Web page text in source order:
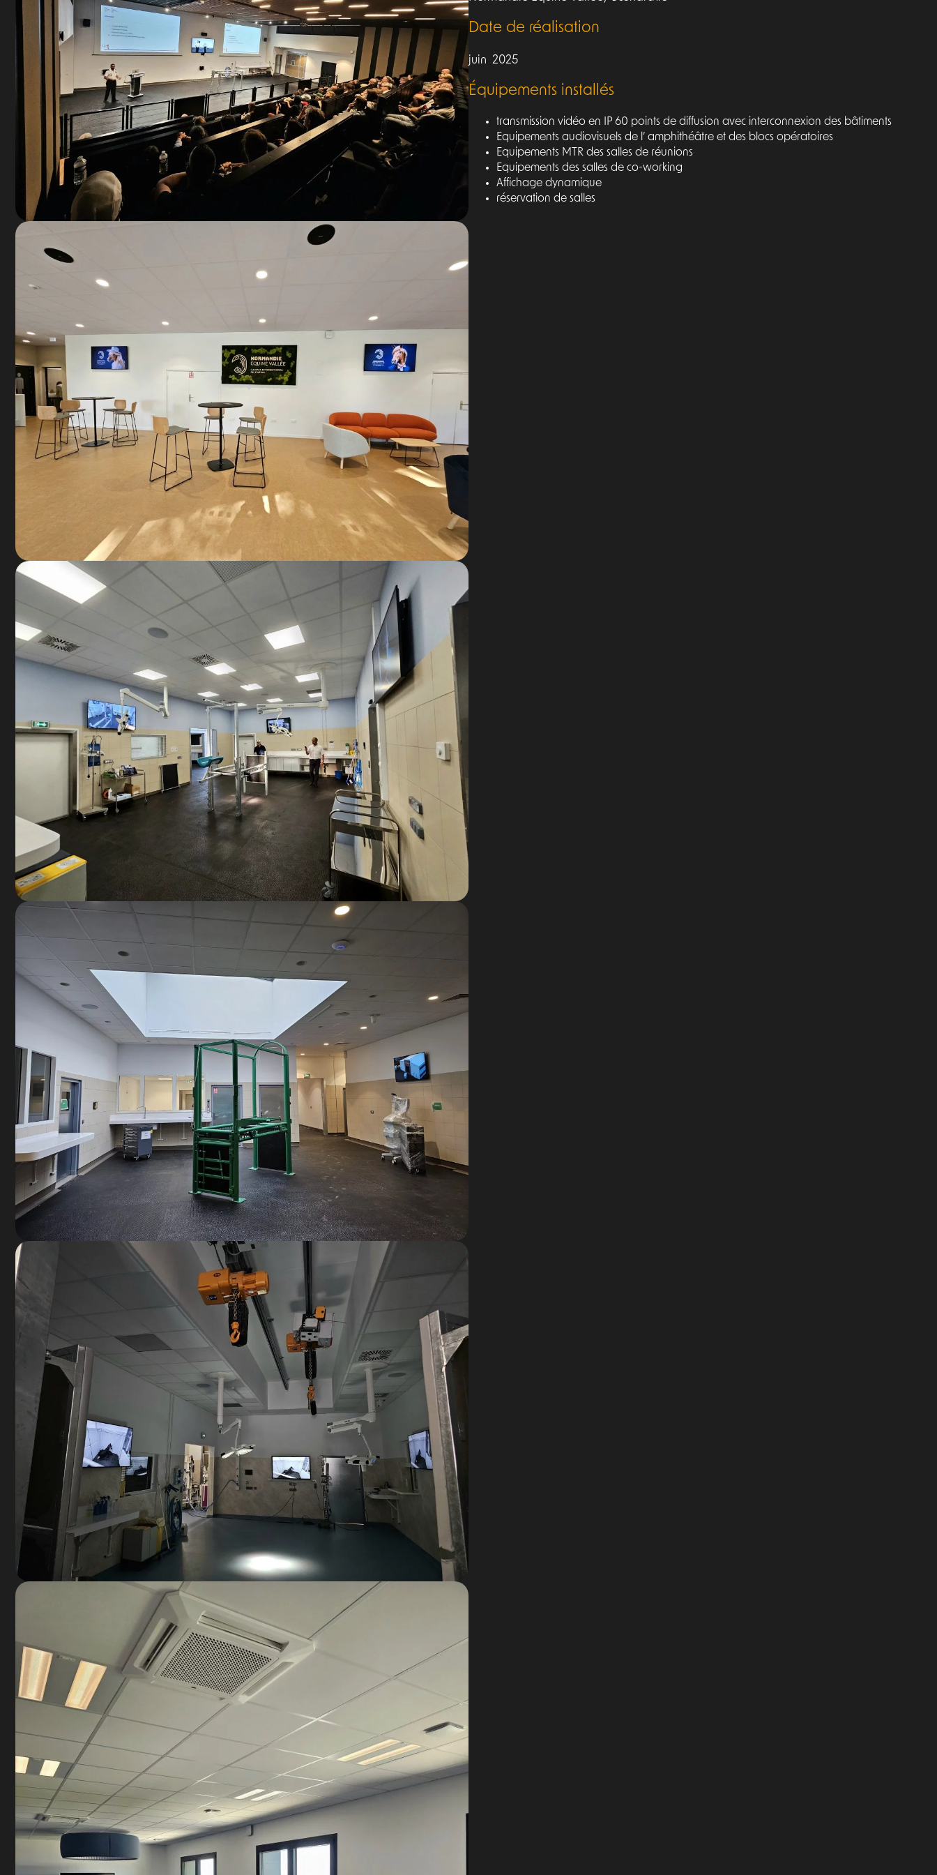
Date de réalisation
juin 2025
Équipements installés
transmission vidéo en IP 60 points de diffusion avec interconnexion des bâtiments
Equipements audiovisuels de l’ amphithéâtre et des blocs opératoires
Equipements MTR des salles de réunions
Equipements des salles de co-working
Affichage dynamique
réservation de salles